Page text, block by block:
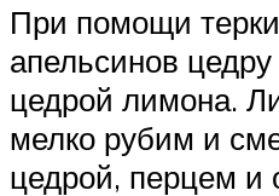
При помощи
апельсинов
цедрой лимона.
мелко рубим и
цедрой, перцем и